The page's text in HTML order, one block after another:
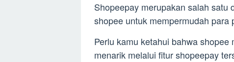
Shopeepay merupakan salah satu
shopee untuk mempermudah para
Perlu kamu ketahui bahwa
menarik melalui fitur shopeepay